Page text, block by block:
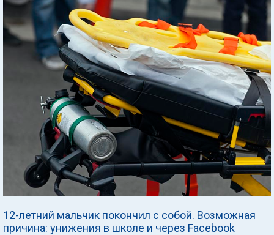
12-летний мальчик покончил с собой. Возможная
причина: унижения в школе и через Facebook